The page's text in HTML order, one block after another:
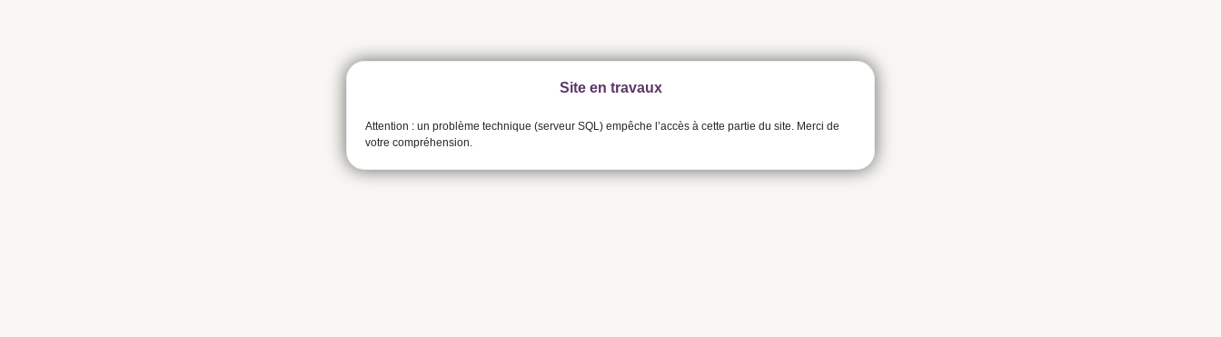
Site en travaux
Attention : un problème technique (serveur SQL) empêche l’accès à cette partie du site. Merci de
votre compréhension.